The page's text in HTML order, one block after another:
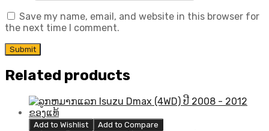
Save my name, email, and website in this browser for
the next time I comment.
Related products
Add to Wishlist Add to Compare